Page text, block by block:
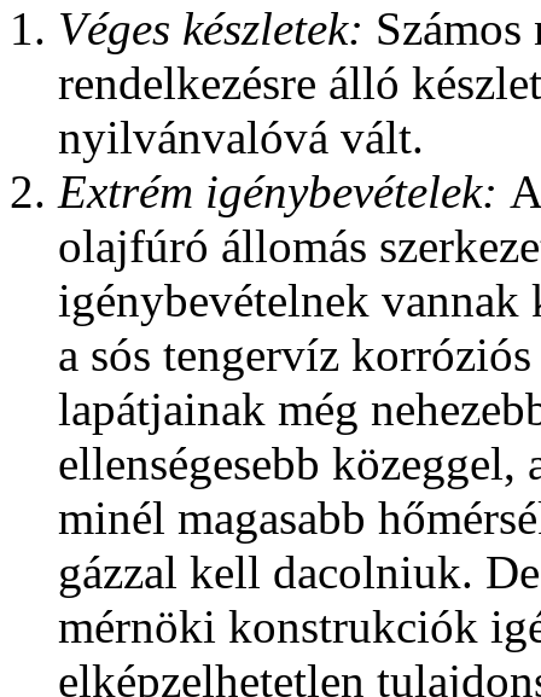
Véges készletek:
rendelkezésre álló
nyilvánvalóvá vált.
Extrém igénybevételek:
olajfúró állomás
igénybevételnek
a sós tengervíz
lapátjainak még
ellenségesebb közeggel,
minél magasabb
gázzal kell dacolniuk.
mérnöki konstrukciók
elképzelhetetlen